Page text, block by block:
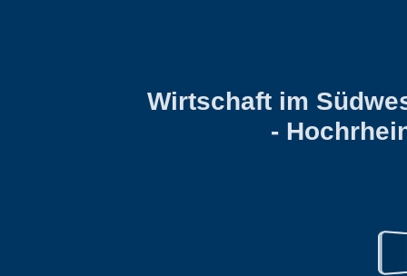
Wirtschaft im
-